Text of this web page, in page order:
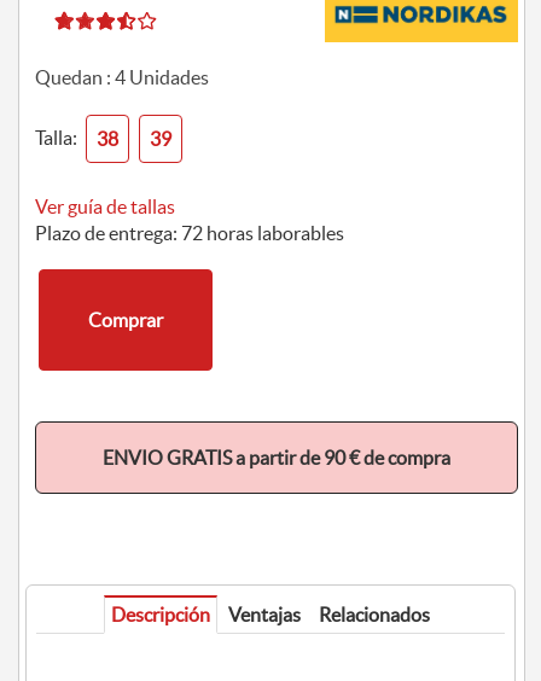
Quedan : 4Unidades
Talla: 38 39
Ver guía de tallas
Plazo de entrega: 72 horas laborables
Comprar
ENVIO GRATIS a partir de 90 € de compra
Descripción Ventajas Relacionados